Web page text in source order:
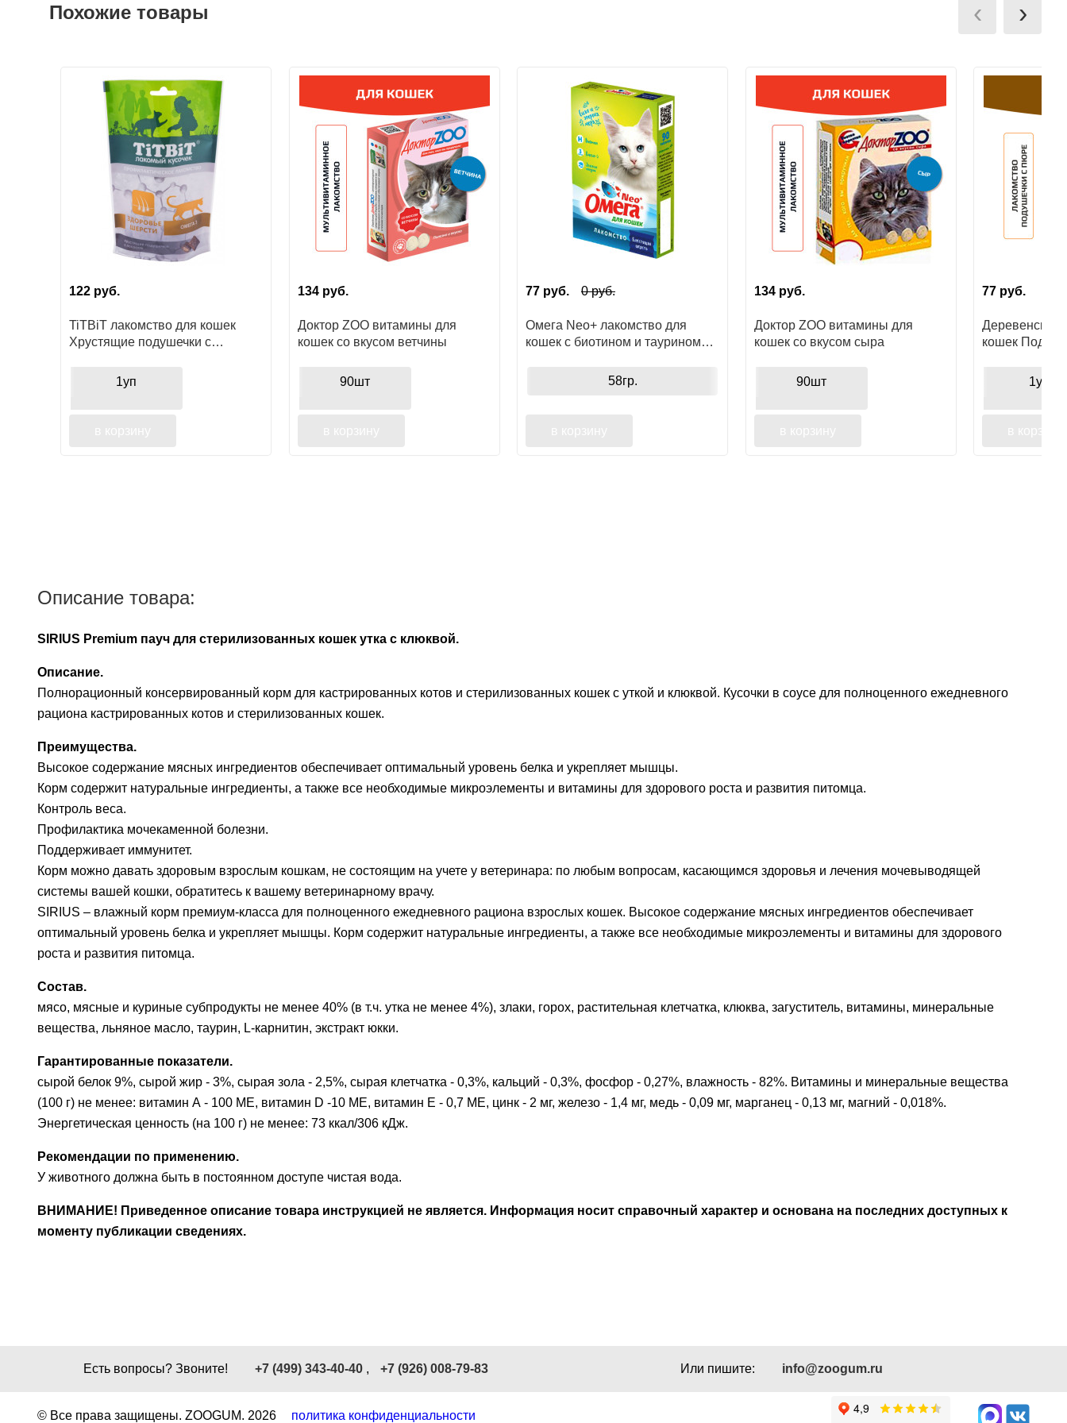
Похожие товары
122 руб.
TiTBiT лакомство для кошек
Хрустящие подушечки с
1уп
134руб.
Доктор ZOO витамины для
кошек со вкусом ветчины
90шт
77 руб. 0руб.
Омега Neo+ лакомство для
кошек с биотином и таурином
58гр.
134руб.
Доктор ZOO витамины для
кошек со вкусом сыра
90шт
77 руб.
Деревенские
кошек
1уп
‹ ›
Описание товара:
SIRIUS Premium пауч для стерилизованных кошек утка с клюквой.
Описание.
Полнорационный консервированный корм для кастрированных котов и стерилизованных кошек с уткой и клюквой. Кусочки в соусе для полноценного ежедневного
рациона кастрированных котов и стерилизованных кошек.
Преимущества.
Высокое содержание мясных ингредиентов обеспечивает оптимальный уровень белка и укрепляет мышцы.
Корм содержит натуральные ингредиенты, а также все необходимые микроэлементы и витамины для здорового роста и развития питомца.
Контроль веса.
Профилактика мочекаменной болезни.
Поддерживает иммунитет.
Корм можно давать здоровым взрослым кошкам, не состоящим на учете у ветеринара: по любым вопросам, касающимся здоровья и лечения мочевыводящей
системы вашей кошки, обратитесь к вашему ветеринарному врачу.
SIRIUS – влажный корм премиум-класса для полноценного ежедневного рациона взрослых кошек. Высокое содержание мясных ингредиентов обеспечивает
оптимальный уровень белка и укрепляет мышцы. Корм содержит натуральные ингредиенты, а также все необходимые микроэлементы и витамины для здорового
роста и развития питомца.
Состав.
мясо, мясные и куриные субпродукты не менее 40% (в т.ч. утка не менее 4%), злаки, горох, растительная клетчатка, клюква, загуститель, витамины, минеральные
вещества, льняное масло, таурин, L-карнитин, экстракт юкки.
Гарантированные показатели.
сырой белок 9%, сырой жир - 3%, сырая зола - 2,5%, сырая клетчатка - 0,3%, кальций - 0,3%, фосфор - 0,27%, влажность - 82%. Витамины и минеральные вещества
(100 г) не менее: витамин А - 100 МЕ, витамин D -10 МЕ, витамин E - 0,7 МЕ, цинк - 2 мг, железо - 1,4 мг, медь - 0,09 мг, марганец - 0,13 мг, магний - 0,018%.
Энергетическая ценность (на 100 г) не менее: 73 ккал/306 кДж.
Рекомендации по применению.
У животного должна быть в постоянном доступе чистая вода.
ВНИМАНИЕ! Приведенное описание товара инструкцией не является. Информация носит справочный характер и основана на последних доступных к
моменту публикации сведениях.
Есть вопросы? Звоните! +7 (499) 343-40-40 , +7 (926) 008-79-83 Или пишите: info@zoogum.ru
© Все права защищены. ZOOGUM. 2026 политика конфиденциальности